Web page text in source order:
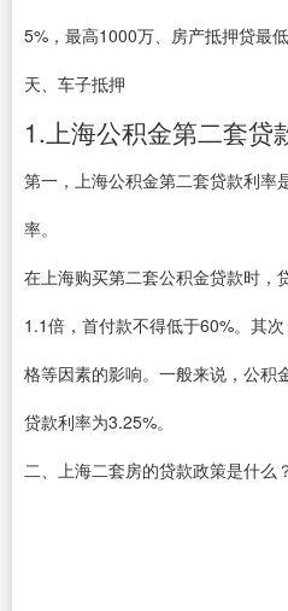
5%，最高1000万、房产抵押贷最
天、车子抵押
1.上海公积金第二套贷
第一，上海公积金第二套贷款利率
率。
在上海购买第二套公积金贷款时，
1.1倍，首付款不得低于60%。其
格等因素的影响。一般来说，公积
贷款利率为3.25%。
二、上海二套房的贷款政策是什么